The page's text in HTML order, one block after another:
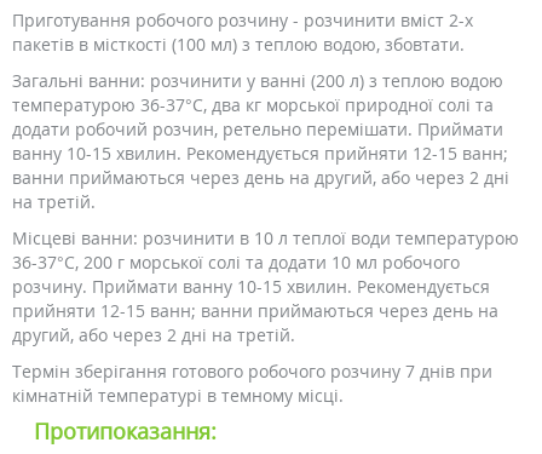
Приготування робочого розчину - розчинити вміст 2-х
пакетів в місткості (100 мл) з теплою водою, збовтати.
Загальні ванни: розчинити у ванні (200 л) з теплою водою
температурою 36-37°C, два кг морської природної солі та
додати робочий розчин, ретельно перемішати. Приймати
ванну 10-15 хвилин. Рекомендується прийняти 12-15 ванн;
ванни приймаються через день на другий, або через 2 дні
на третій.
Місцеві ванни: розчинити в 10 л теплої води температурою
36-37°C, 200 г морської солі та додати 10 мл робочого
розчину. Приймати ванну 10-15 хвилин. Рекомендується
прийняти 12-15 ванн; ванни приймаються через день на
другий, або через 2 дні на третій.
Термін зберігання готового робочого розчину 7 днів при
кімнатній температурі в темному місці.
Протипоказання: